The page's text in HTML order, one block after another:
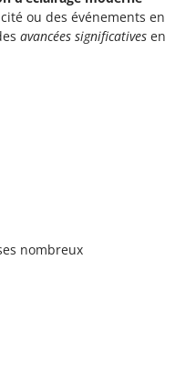
ou des événements en
avancées significatives en
nombreux